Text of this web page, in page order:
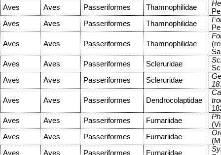
Aves
Aves Passeriformes Thamnophilidae
Aves
Aves Passeriformes Thamnophilidae
Aves Aves Passeriformes Thamnophilidae
Aves
Aves Passeriformes Scleruridae
Aves
Aves Passeriformes Scleruridae
Aves Aves Passeriformes Dendrocolaptidae
Aves
Aves Passeriformes Furnariidae
Aves
Aves Passeriformes Furnariidae
Aves
Aves Passeriformes Furnariidae